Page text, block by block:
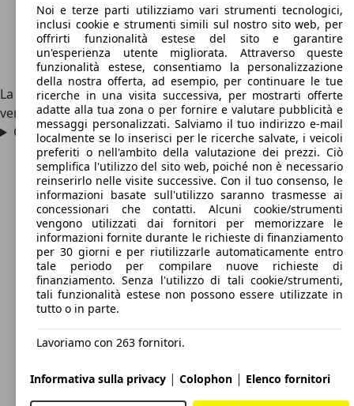
La Peugeot 505 berlina è lunga 4,60 metri, mentre la
versione station raggiunge i 4,90 metri.
Che motori monta la Peugeot 505?
Noi e terze parti utilizziamo vari strumenti tecnologici,
inclusi cookie e strumenti simili sul nostro sito web, per
offrirti funzionalità estese del sito e garantire
un'esperienza utente migliorata. Attraverso queste
funzionalità estese, consentiamo la personalizzazione
della nostra offerta, ad esempio, per continuare le tue
ricerche in una visita successiva, per mostrarti offerte
adatte alla tua zona o per fornire e valutare pubblicità e
messaggi personalizzati. Salviamo il tuo indirizzo e-mail
localmente se lo inserisci per le ricerche salvate, i veicoli
preferiti o nell'ambito della valutazione dei prezzi. Ciò
semplifica l'utilizzo del sito web, poiché non è necessario
reinserirlo nelle visite successive. Con il tuo consenso, le
informazioni basate sull'utilizzo saranno trasmesse ai
concessionari che contatti. Alcuni cookie/strumenti
vengono utilizzati dai fornitori per memorizzare le
informazioni fornite durante le richieste di finanziamento
per 30 giorni e per riutilizzarle automaticamente entro
tale periodo per compilare nuove richieste di
finanziamento. Senza l'utilizzo di tali cookie/strumenti,
tali funzionalità estese non possono essere utilizzate in
tutto o in parte.
Lavoriamo con 263 fornitori.
Informativa sulla privacy | Colophon | Elenco fornitori